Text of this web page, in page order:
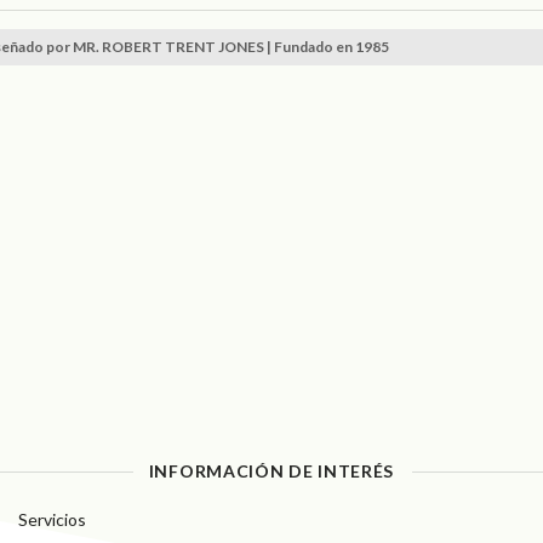
por MR. ROBERT TRENT JONES | Fundado en 1985
INFORMACIÓN DE INTERÉS
Servicios